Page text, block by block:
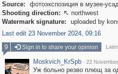
Source:
фотоэкспозиция в музее-
Shooting direction:  northwest
Watermark signature:
uploaded by
Last edit 23 November 2024, 09:16
9
Sign in to share your opinion
Moskvich_KrSpb · 22
Уж больно резво плющ за